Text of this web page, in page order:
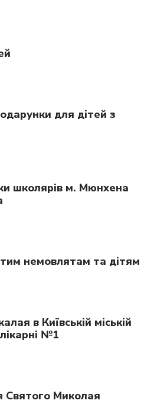
для дітей з
школярів м. Мюнхена
немовлятам та дітям
в Київській міській
№1
Святого Миколая